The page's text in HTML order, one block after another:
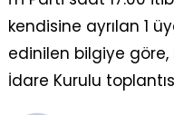
kendisine ayrılan 1
edinilen bilgiye
İdare Kurulu